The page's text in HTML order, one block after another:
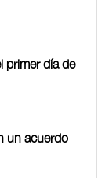
primer día de
un acuerdo